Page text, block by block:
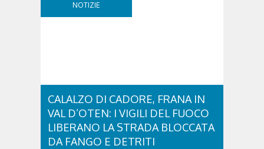
NOTIZIE
CALALZO DI CADORE, FRANA IN
VAL D’OTEN: I VIGILI DEL FUOCO
LIBERANO LA STRADA BLOCCATA
DA FANGO E DETRITI